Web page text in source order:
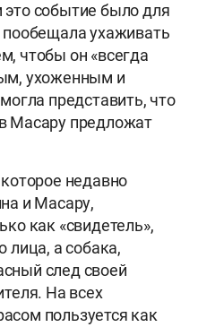
событие было для
пообещала ухаживать
чтобы он «всегда
ухоженным и
представить, что
Масару предложат
недавно
и Масару,
как «свидетель»,
лица, а собака,
след своей
На всех
пользуется как